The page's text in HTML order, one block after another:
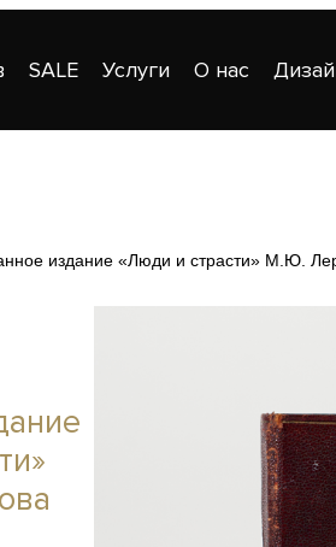
SALE Услуги О нас
издание «Люди и страсти» М.Ю.